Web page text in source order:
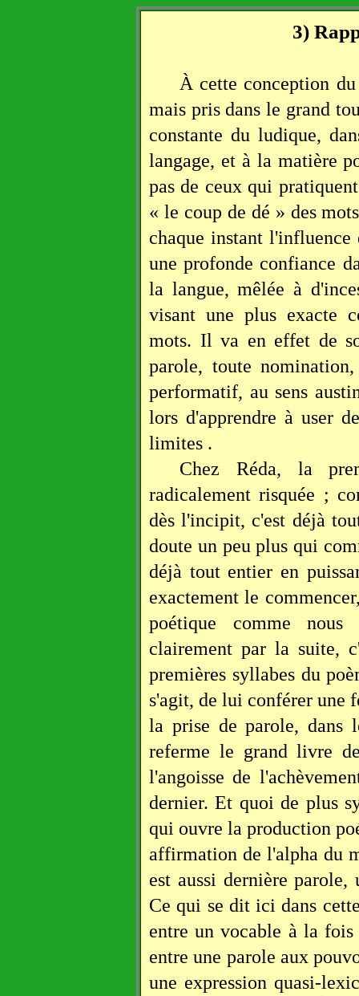
3)
À cette conception
mais pris dans le grand
constante du ludique,
langage, et à la matière
pas de ceux qui
« le coup de dé » des
chaque instant l'influence
une profonde confiance
la langue, mêlée à
visant une plus exacte
mots. Il va en effet de
parole, toute
performatif, au sens
lors d'apprendre à user
limites .
Chez Réda, la
radicalement risquée ;
dès l'incipit, c'est déjà
doute un peu plus qui
déjà tout entier en
exactement le
poétique comme
clairement par la suite,
premières syllabes du
s'agit, de lui conférer une
la prise de parole,
referme le grand livre
l'angoisse de
dernier. Et quoi de plus
qui ouvre la production
affirmation de l'alpha du
est aussi dernière
Ce qui se dit ici dans
entre un vocable à la
entre une parole aux
une expression quasi-